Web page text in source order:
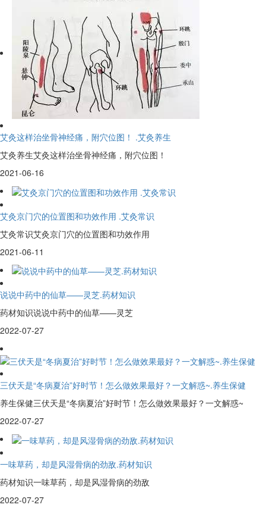
艾灸这样治坐骨神经痛，附穴位图！ .艾灸养生
艾灸养生艾灸这样治坐骨神经痛，附穴位图！
2021-06-16
艾灸京门穴的位置图和功效作用 .艾灸常识
艾灸常识艾灸京门穴的位置图和功效作用
2021-06-11
说说中药中的仙草——灵芝.药材知识
药材知识说说中药中的仙草——灵芝
2022-07-27
三伏天是“冬病夏治”好时节！怎么做效果最好？一文解惑~.养生保健
养生保健三伏天是“冬病夏治”好时节！怎么做效果最好？一文解惑~
2022-07-27
一味草药，却是风湿骨病的劲敌.药材知识
药材知识一味草药，却是风湿骨病的劲敌
2022-07-27